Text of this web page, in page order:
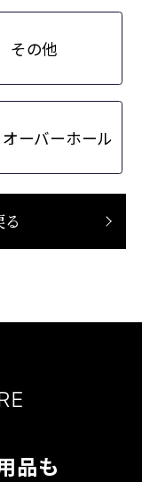
その他
ーバーホール
品も